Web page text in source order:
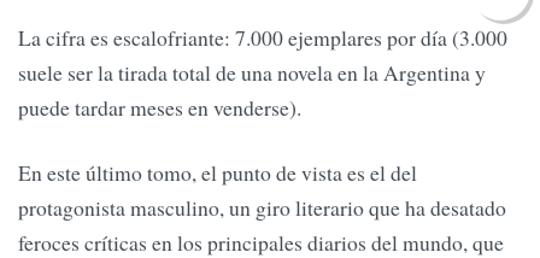
La cifra es escalofriante: 7.000 ejemplares por día (3.000
suele ser la tirada total de una novela en la Argentina y
puede tardar meses en venderse).
En este último tomo, el punto de vista es el del
protagonista masculino, un giro literario que ha desatado
feroces críticas en los principales diarios del mundo, que